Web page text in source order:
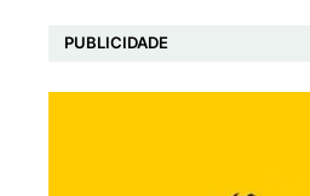
PUBLICIDADE